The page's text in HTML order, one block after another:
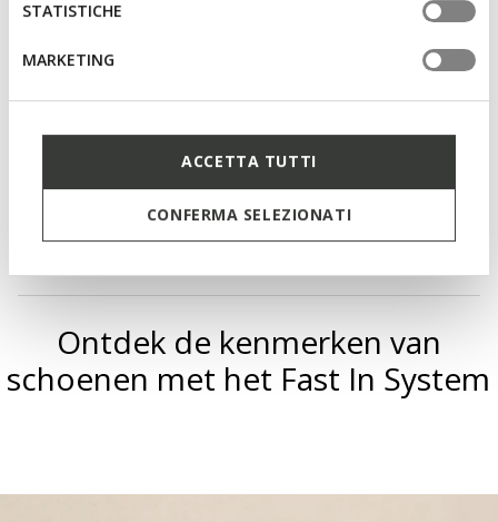
STATISTICHE
MARKETING
ACCETTA TUTTI
CONFERMA SELEZIONATI
Zooldikte: 4 cm / 1,6"
Lichtgewicht footwear
Ontdek de kenmerken van
schoenen met het Fast In System